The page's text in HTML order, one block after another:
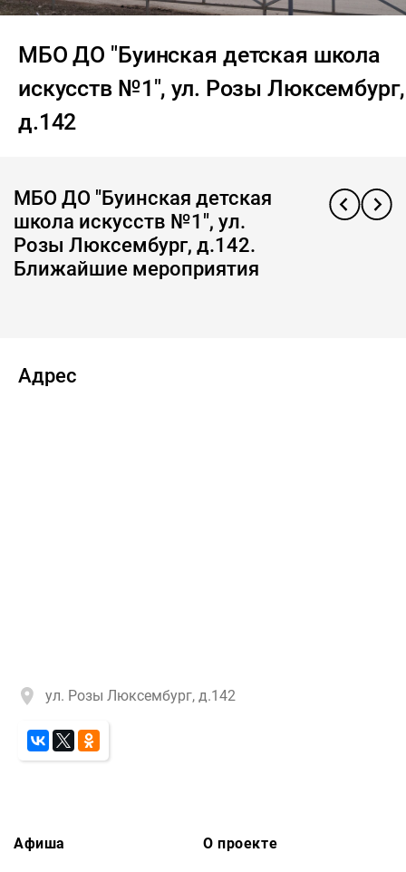
МБО ДО "Буинская детская школа
искусств №1", ул. Розы Люксембург,
д.142
МБО ДО "Буинская детская
школа искусств №1", ул.
Розы Люксембург, д.142.
Ближайшие мероприятия
Адрес
ул. Розы Люксембург, д.142
Афиша О проекте